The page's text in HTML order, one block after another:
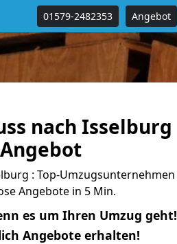
01579-2482353 Angebot
nach Isselburg
: Top-Umzugsunternehmen
Angebote in 5 Min.
es um Ihren Umzug geht!
Angebote erhalten!